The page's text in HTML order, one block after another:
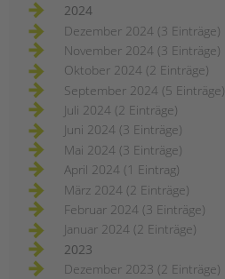
2024
Dezember 2024 (3 Einträge)
November 2024 (3 Einträge)
Oktober 2024 (2 Einträge)
September 2024 (5 Einträge)
Juli 2024 (2 Einträge)
Juni 2024 (3 Einträge)
Mai 2024 (3 Einträge)
April 2024 (1 Eintrag)
März 2024 (2 Einträge)
Februar 2024 (3 Einträge)
Januar 2024 (2 Einträge)
2023
Dezember 2023 (2 Einträge)